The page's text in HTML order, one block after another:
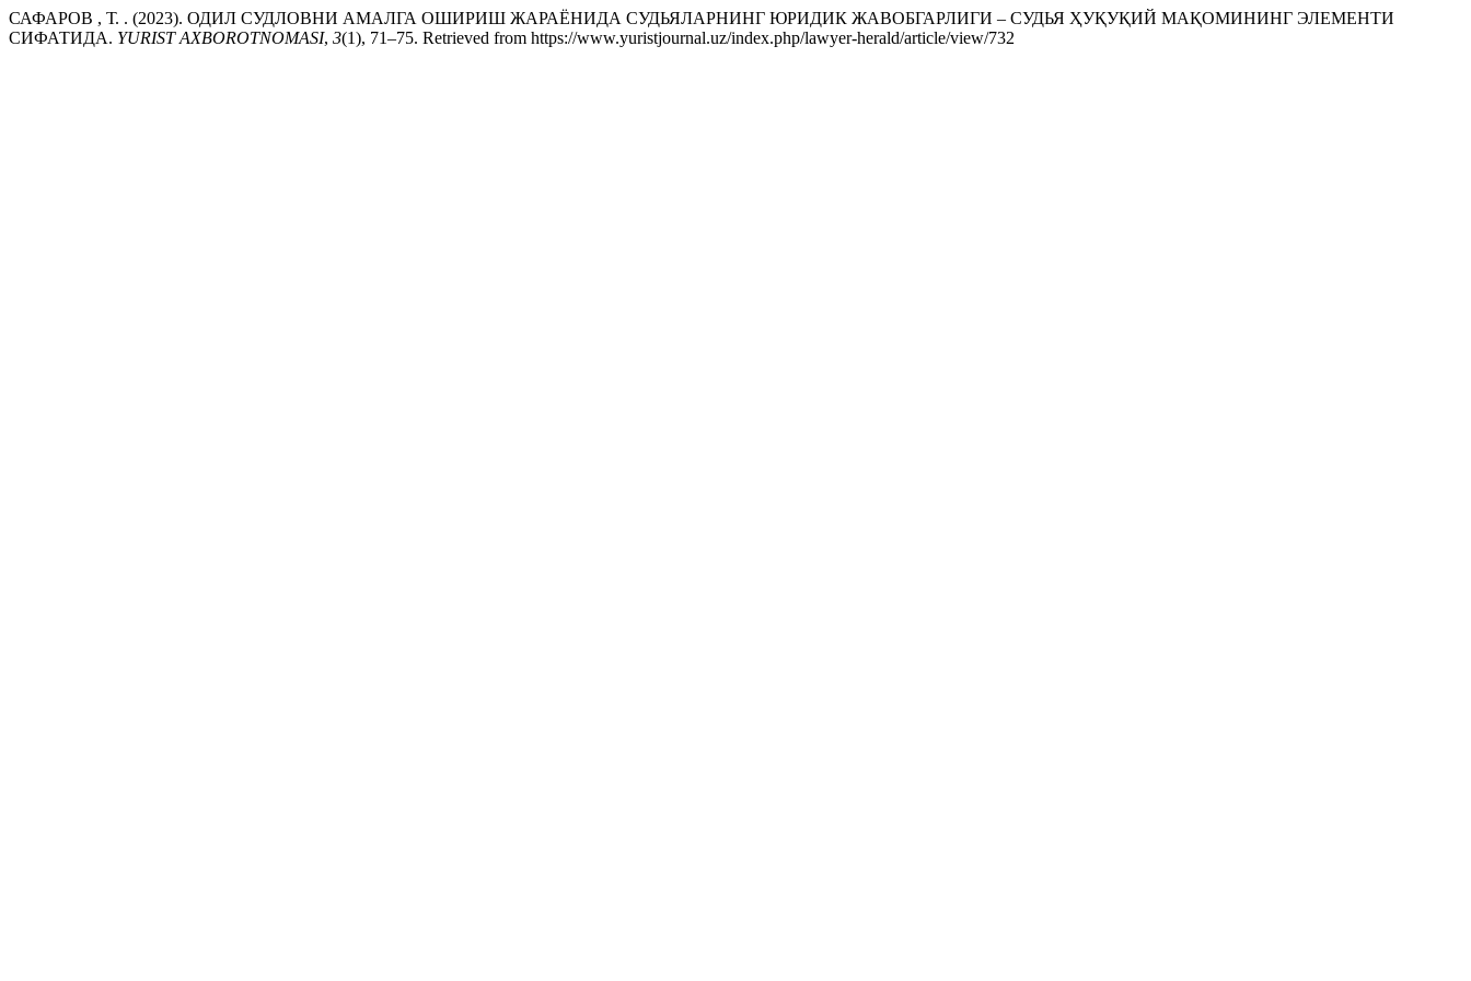
САФАРОВ , Т. . (2023). ОДИЛ СУДЛОВНИ АМАЛГА ОШИРИШ ЖАРАЁНИДА СУДЬЯЛАРНИНГ ЮРИДИК ЖАВОБГАРЛИГИ – СУДЬЯ ҲУҚУҚИЙ МАҚОМИНИНГ ЭЛЕМЕНТИ
СИФАТИДА. YURIST AXBOROTNOMASI, 3(1), 71–75. Retrieved from https://www.yuristjournal.uz/index.php/lawyer-herald/article/view/732